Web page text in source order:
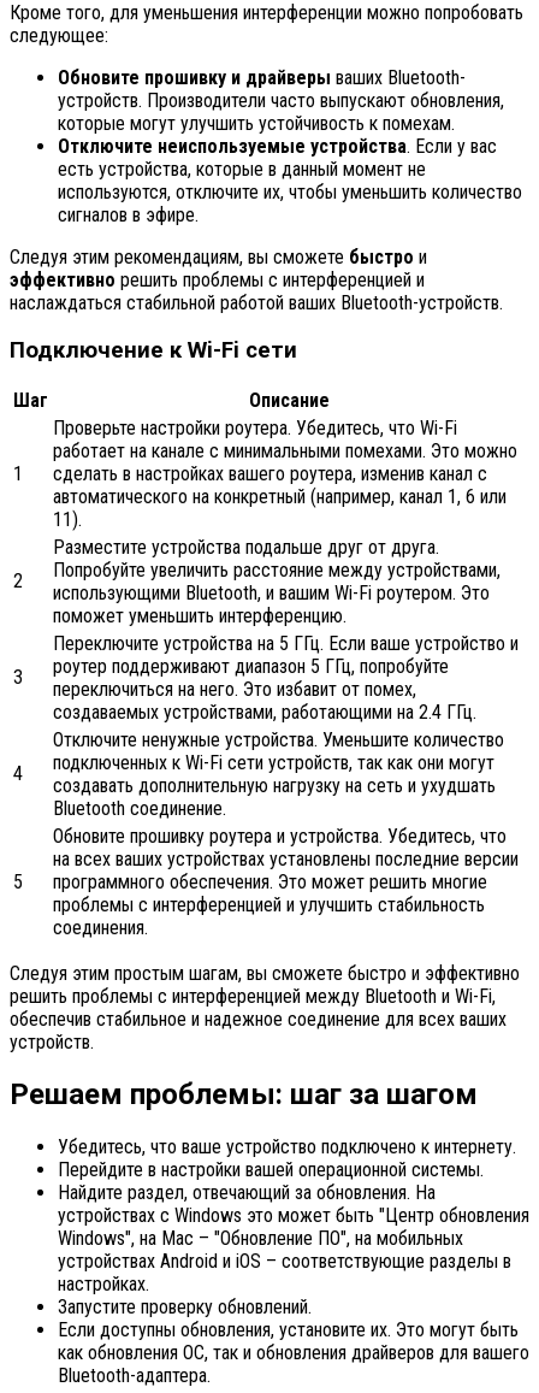
Кроме того, для уменьшения интерференции можно попробовать
следующее:
Обновите прошивку и драйверы ваших Bluetooth-
устройств. Производители часто выпускают обновления,
которые могут улучшить устойчивость к помехам.
Отключите неиспользуемые устройства. Если у вас
есть устройства, которые в данный момент не
используются, отключите их, чтобы уменьшить количество
сигналов в эфире.
Следуя этим рекомендациям, вы сможете быстро и
эффективно решить проблемы с интерференцией и
наслаждаться стабильной работой ваших Bluetooth-устройств.
Подключение к Wi-Fi сети
Шаг Описание
1
Проверьте настройки роутера. Убедитесь, что Wi-Fi
работает на канале с минимальными помехами. Это можно
сделать в настройках вашего роутера, изменив канал с
автоматического на конкретный (например, канал 1, 6 или
11).
2
Разместите устройства подальше друг от друга.
Попробуйте увеличить расстояние между устройствами,
использующими Bluetooth, и вашим Wi-Fi роутером. Это
поможет уменьшить интерференцию.
3
Переключите устройства на 5 ГГц. Если ваше устройство и
роутер поддерживают диапазон 5 ГГц, попробуйте
переключиться на него. Это избавит от помех,
создаваемых устройствами, работающими на 2.4 ГГц.
4
Отключите ненужные устройства. Уменьшите количество
подключенных к Wi-Fi сети устройств, так как они могут
создавать дополнительную нагрузку на сеть и ухудшать
Bluetooth соединение.
5
Обновите прошивку роутера и устройства. Убедитесь, что
на всех ваших устройствах установлены последние версии
программного обеспечения. Это может решить многие
проблемы с интерференцией и улучшить стабильность
соединения.
Следуя этим простым шагам, вы сможете быстро и эффективно
решить проблемы с интерференцией между Bluetooth и Wi-Fi,
обеспечив стабильное и надежное соединение для всех ваших
устройств.
Решаем проблемы: шаг за шагом
Убедитесь, что ваше устройство подключено к интернету.
Перейдите в настройки вашей операционной системы.
Найдите раздел, отвечающий за обновления. На
устройствах с Windows это может быть "Центр обновления
Windows", на Mac – "Обновление ПО", на мобильных
устройствах Android и iOS – соответствующие разделы в
настройках.
Запустите проверку обновлений.
Если доступны обновления, установите их. Это могут быть
как обновления ОС, так и обновления драйверов для вашего
Bluetooth-адаптера.